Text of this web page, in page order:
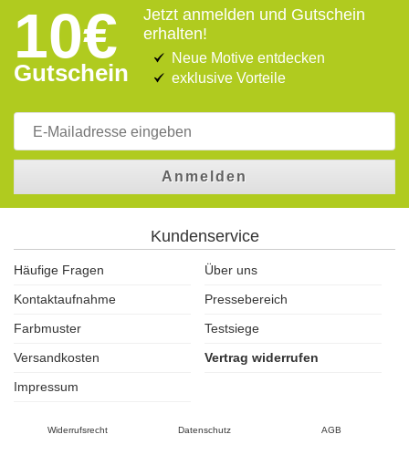
10€
Gutschein
Jetzt anmelden und Gutschein
erhalten!
Neue Motive entdecken
exklusive Vorteile
Anmelden
Kundenservice
Häufige Fragen
Über uns
Kontaktaufnahme
Pressebereich
Farbmuster
Testsiege
Versandkosten
Vertrag widerrufen
Impressum
Widerrufsrecht Datenschutz AGB